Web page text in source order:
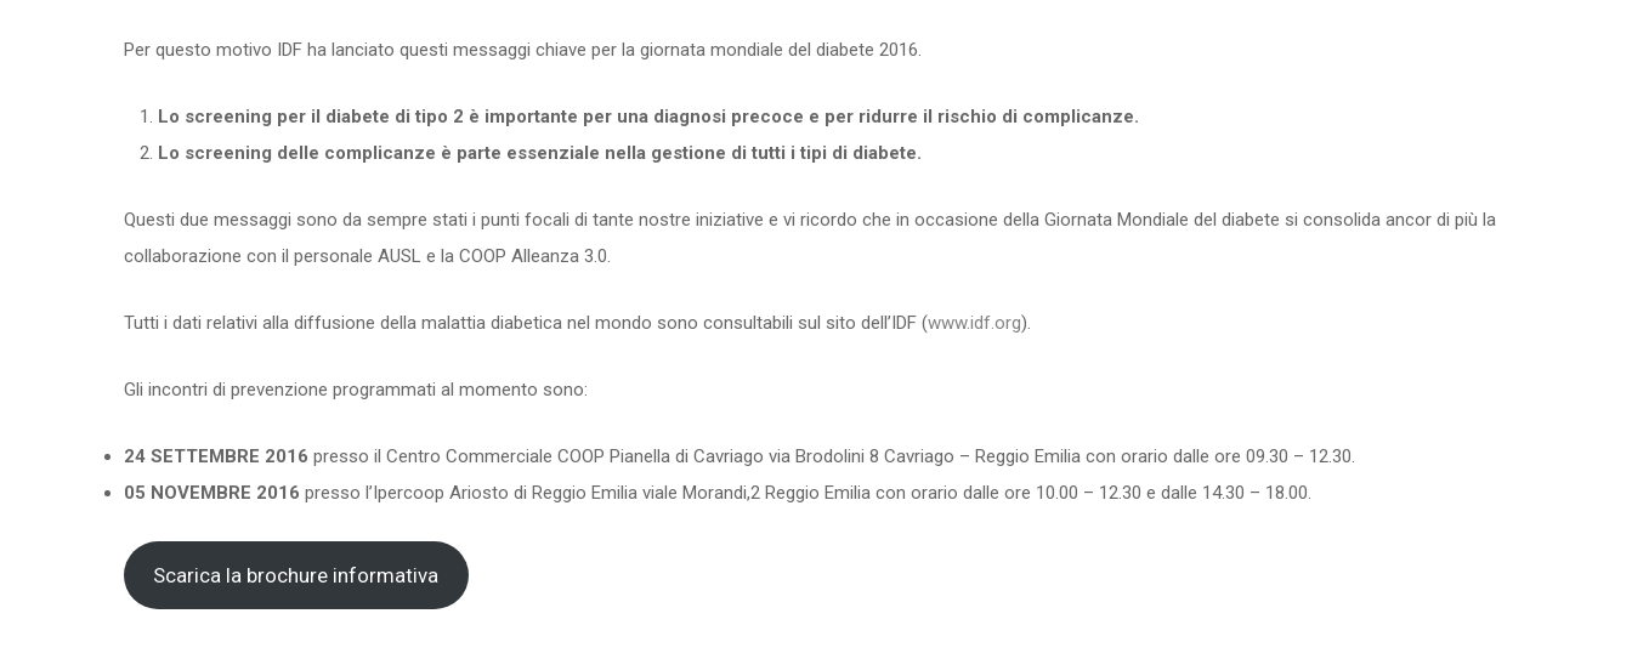
Per questo motivo IDF ha lanciato questi messaggi chiave per la giornata mondiale del diabete 2016.
Lo screening per il diabete di tipo 2 è importante per una diagnosi precoce e per ridurre il rischio di complicanze.
Lo screening delle complicanze è parte essenziale nella gestione di tutti i tipi di diabete.
Questi due messaggi sono da sempre stati i punti focali di tante nostre iniziative e vi ricordo che in occasione della Giornata Mondiale del diabete si consolida ancor di più la
collaborazione con il personale AUSL e la COOP Alleanza 3.0.
Tutti i dati relativi alla diffusione della malattia diabetica nel mondo sono consultabili sul sito dell’IDF (www.idf.org).
Gli incontri di prevenzione programmati al momento sono:
24 SETTEMBRE 2016 presso il Centro Commerciale COOP Pianella di Cavriago via Brodolini 8 Cavriago – Reggio Emilia con orario dalle ore 09.30 – 12.30.
05 NOVEMBRE 2016 presso l’Ipercoop Ariosto di Reggio Emilia viale Morandi,2 Reggio Emilia con orario dalle ore 10.00 – 12.30 e dalle 14.30 – 18.00.
Scarica la brochure informativa